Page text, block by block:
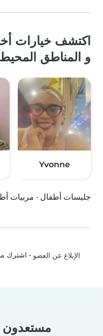
اكتشف خيارات
و المناطق
Yvonne
جليسات أطفال · مربيات
الإبلاغ عن العضو • اشترك
مستعدون